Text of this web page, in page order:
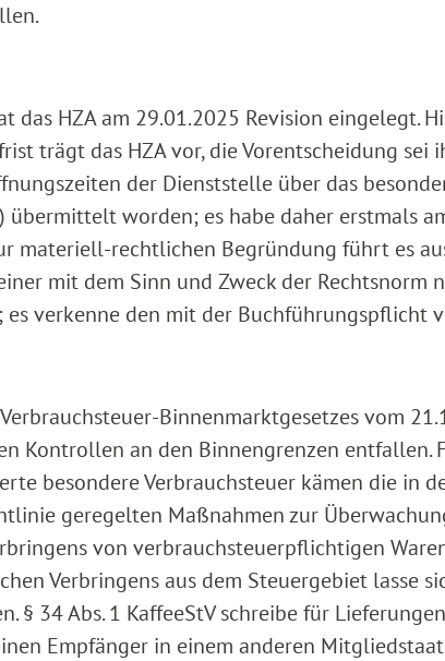
das HZA am 29.01.2025 Revision eingelegt.
trägt das HZA vor, die Vorentscheidung sei
der Dienststelle über das
übermittelt worden; es habe daher erstmals
materiell-rechtlichen Begründung führt es
mit dem Sinn und Zweck der Rechtsnorm
verkenne den mit der Buchführungspflicht
Binnenmarktgesetzes vom
Kontrollen an den Binnengrenzen entfallen.
besondere Verbrauchsteuer kämen die in
geregelten Maßnahmen zur
von verbrauchsteuerpflichtigen
Verbringens aus dem Steuergebiet lasse
§ 34 Abs. 1 KaffeeStV schreibe für
Empfänger in einem anderen